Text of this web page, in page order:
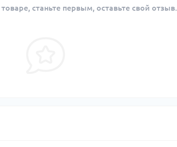
станьте первым, оставьте свой отзыв.